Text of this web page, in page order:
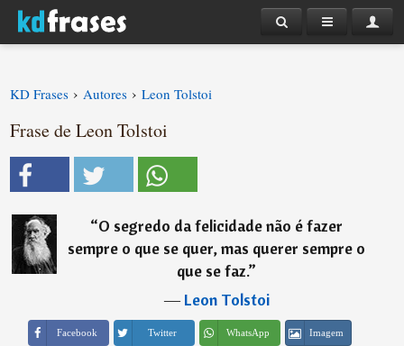
KD Frases › Autores › Leon Tolstoi
Frase de Leon Tolstoi
“O segredo da felicidade não é fazer
sempre o que se quer, mas querer sempre o
que se faz.”
―Leon Tolstoi
Facebook Twitter WhatsApp Imagem